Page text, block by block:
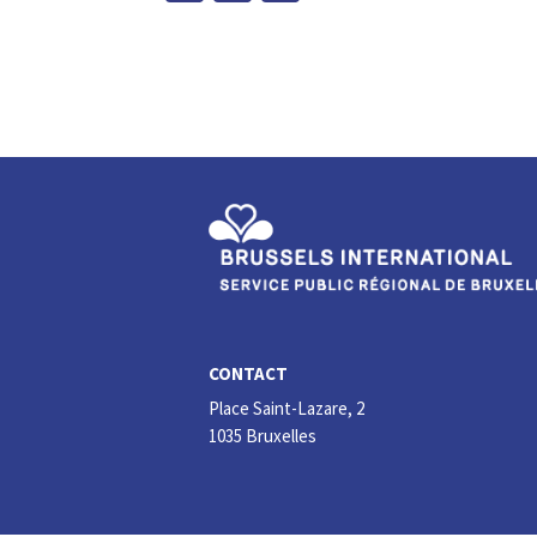
CONTACT
Place Saint-Lazare, 2
1035 Bruxelles